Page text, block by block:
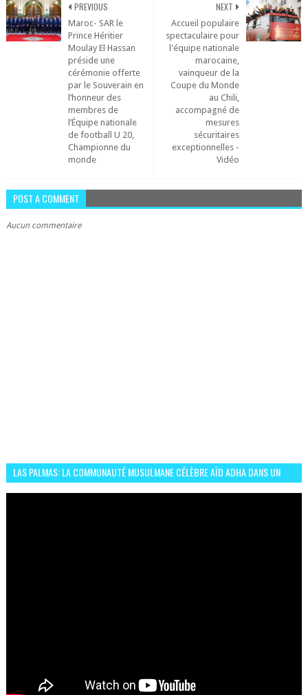
NEXT
Accueil populaire
spectaculaire pour
l'équipe nationale
marocaine,
vainqueur de la
Coupe du Monde
au Chili,
accompagné de
mesures
sécuritaires
exceptionnelles -
Vidéo
PREVIOUS
Maroc- SAR le
Prince Héritier
Moulay El Hassan
préside une
cérémonie offerte
par le Souverain en
l’honneur des
membres de
l’Équipe nationale
de football U 20,
Championne du
monde
POST A COMMENT
Aucun commentaire
LAS PALMAS: LA COMMUNAUTÉ MUSULMANE CÉLÈBRE AÏD ADHA DANS UN